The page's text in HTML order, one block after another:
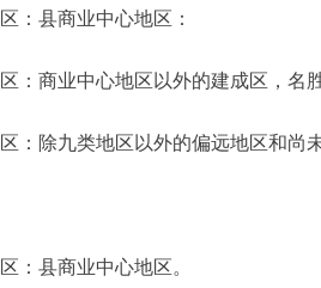
县商业中心地区：
商业中心地区以外的建成区，名
除九类地区以外的偏远地区和尚
县商业中心地区。